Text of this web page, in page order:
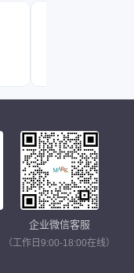
企业微信客服
（工作日9:00-18:00在线）